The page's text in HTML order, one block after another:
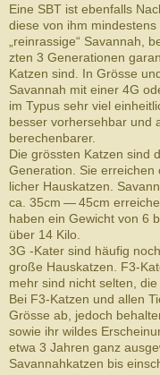
Eine SBT ist eben­falls
diese von ihm
„rein­ras­sige“ Savan­nah,
zten 3 Gen­er­a­tio­nen
Katzen sind​. In Grösse
Savannah mit einer 4G
im Typus sehr viel
besser vorherse­hbar und
berechenbarer.
Die grössten Katzen sind
Generation. Sie
licher Hauskatzen.
ca. 35cm — 45cm
haben ein Gewicht von 6
über 14 Kilo.
3G -​Kater sind häu­fig
große Hauskatzen. F3-​
mehr sind nicht sel­ten,
Bei F3-​Katzen und allen
Grösse ab, jedoch
sowie ihr wildes
etwa 3 Jahren ganz
Savan­nahkatzen bis